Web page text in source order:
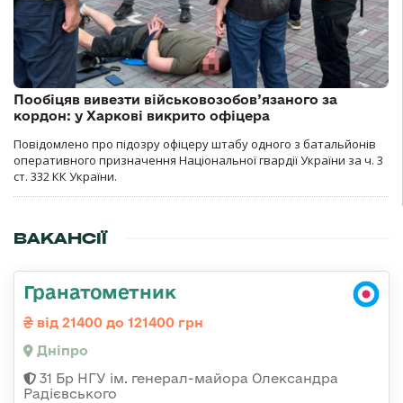
Пообіцяв вивезти військовозобов’язаного за
кордон: у Харкові викрито офіцера
Повідомлено про підозру офіцеру штабу одного з батальйонів
оперативного призначення Національної гвардії України за ч. 3
ст. 332 КК України.
ВАКАНСІЇ
Гранатометник
від 21400 до 121400 грн
Дніпро
31 Бр НГУ ім. генерал-майора Олександра
Радієвського